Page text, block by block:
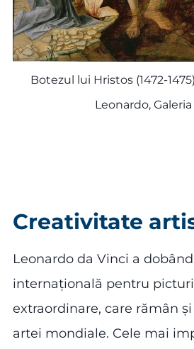
Botezul lui Hristos (1472-
Leonardo,
Creativitate
Leonardo da Vinci a
internațională pentru
extraordinare, care rămân
artei mondiale. Cele mai